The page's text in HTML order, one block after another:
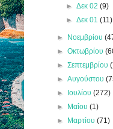
► Δεκ 02 (9)
► Δεκ 01 (11)
► Νοεμβρίου
►Οκτωβρίου
►Σεπτεμβρίου
►Αυγούστου
► Ιουλίου(272)
► Μαΐου(1)
► Μαρτίου(71)